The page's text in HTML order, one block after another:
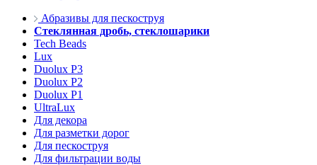
Абразивы для пескоструя
Стеклянная дробь, стеклошарики
Tech Beads
Lux
Duolux P3
Duolux P2
Duolux P1
UltraLux
Для декора
Для разметки дорог
Для пескоструя
Для фильтрации воды